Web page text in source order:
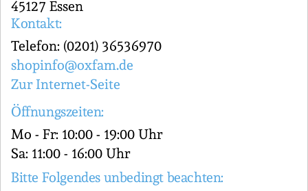
45127 Essen
Kontakt:
Telefon: (0201) 36536970
shopinfo@oxfam.de
Zur Internet-Seite
Öffnungszeiten:
Mo - Fr: 10:00 - 19:00 Uhr
Sa: 11:00 - 16:00 Uhr
Bitte Folgendes unbedingt beachten: